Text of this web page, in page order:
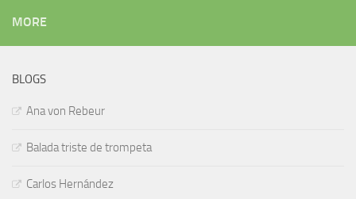
MORE
BLOGS
Ana von Rebeur
Balada triste de trompeta
Carlos Hernández